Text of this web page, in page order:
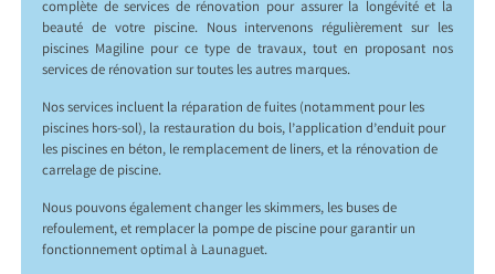
complète de services de rénovation pour assurer la longévité et la
beauté de votre piscine. Nous intervenons régulièrement sur les
piscines Magiline pour ce type de travaux, tout en proposant nos
services de rénovation sur toutes les autres marques.
Nos services incluent la réparation de fuites (notamment pour les
piscines hors-sol), la restauration du bois, l’application d’enduit pour
les piscines en béton, le remplacement de liners, et la rénovation de
carrelage de piscine.
Nous pouvons également changer les skimmers, les buses de
refoulement, et remplacer la pompe de piscine pour garantir un
fonctionnement optimal à Launaguet.